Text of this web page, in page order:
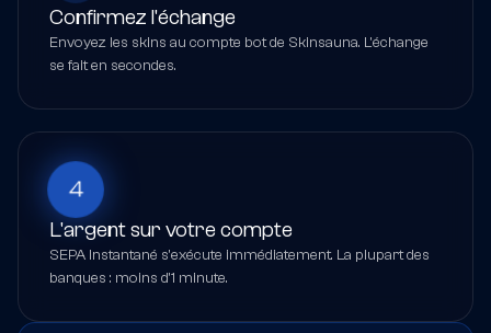
Confirmez l'échange
Envoyez les skins au compte bot de Skinsauna. L'échange
se fait en secondes.
4
L'argent sur votre compte
SEPA Instantané s'exécute immédiatement. La plupart des
banques : moins d'1 minute.